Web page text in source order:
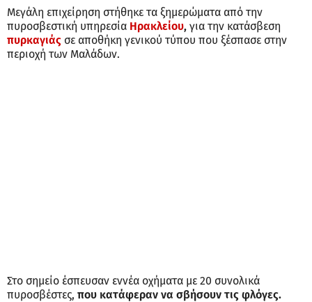
Μεγάλη επιχείρηση στήθηκε τα ξημερώματα από την
πυροσβεστική υπηρεσία Ηρακλείου, για την κατάσβεση
πυρκαγιάς σε αποθήκη γενικού τύπου που ξέσπασε στην
περιοχή των Μαλάδων.
Στο σημείο έσπευσαν εννέα οχήματα με 20 συνολικά
πυροσβέστες, που κατάφεραν να σβήσουν τις φλόγες.